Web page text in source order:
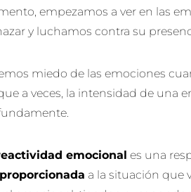
empezamos a ver en las
y luchamos contra su
miedo de las emociones
a veces, la intensidad de una
emocional es una
a la situación que